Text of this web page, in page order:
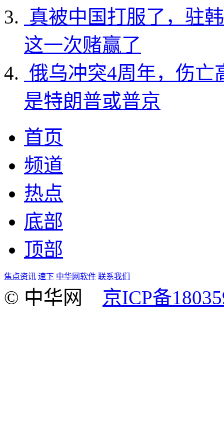
真被中国打服了，驻
这一次赌赢了
俄乌冲突4周年，伤亡
是特朗普或普京
首页
频道
热点
底部
顶部
焦点资讯 速下 中华网软件 联系我们
© 中华网 京ICP备